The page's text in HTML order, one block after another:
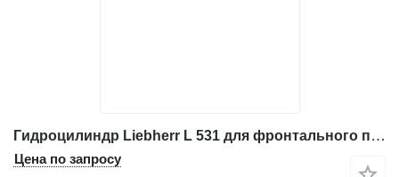
Гидроцилиндр Liebherr L 531 для фронтального погрузчика Liebherr L 531
Цена по запросу